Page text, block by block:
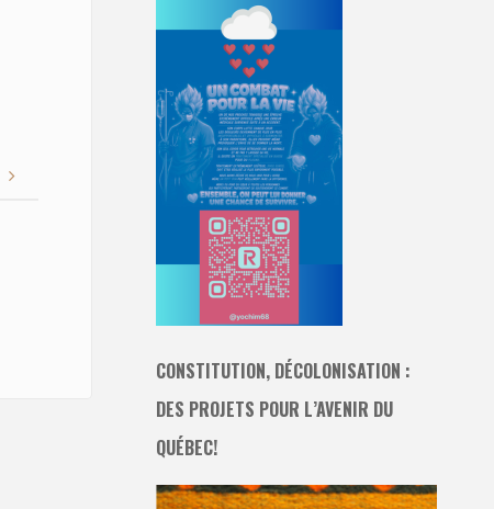
CONSTITUTION, DÉCOLONISATION :
DES PROJETS POUR L’AVENIR DU
QUÉBEC!